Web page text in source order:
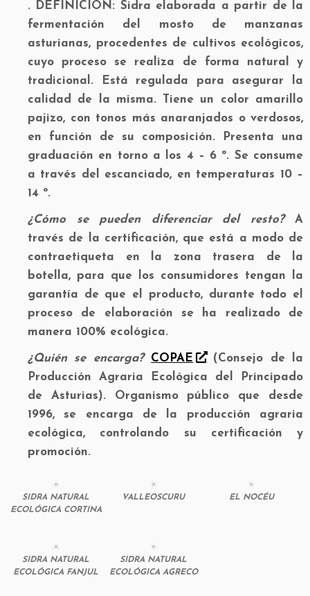
. DEFINICIÓN: Sidra elaborada a partir de la
fermentación del mosto de manzanas
asturianas, procedentes de cultivos ecológicos,
cuyo proceso se realiza de forma natural y
tradicional. Está regulada para asegurar la
calidad de la misma. Tiene un color amarillo
pajizo, con tonos más anaranjados o verdosos,
en función de su composición. Presenta una
graduación en torno a los 4 – 6 º. Se consume
a través del escanciado, en temperaturas 10 –
14 º.
¿Cómo se pueden diferenciar del resto?A
través de la certificación, que está a modo de
contraetiqueta en la zona trasera de la
botella, para que los consumidores tengan la
garantía de que el producto, durante todo el
proceso de elaboración se ha realizado de
manera 100% ecológica.
¿Quién se encarga? COPAE
(Consejo de la
Producción Agraria Ecológica del Principado
de Asturias). Organismo público que desde
1996, se encarga de la producción agraria
ecológica, controlando su certificación y
promoción.
SIDRA NATURAL
ECOLÓGICA CORTINA
VALLEOSCURU EL NOCÉU
SIDRA NATURAL
ECOLÓGICA FANJUL
SIDRA NATURAL
ECOLÓGICA AGRECO